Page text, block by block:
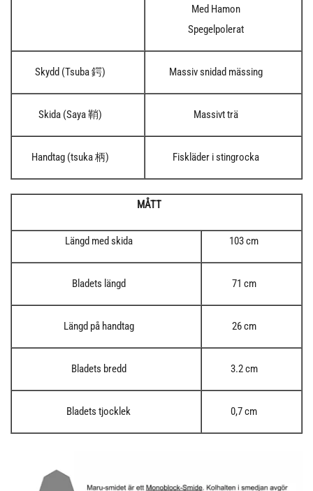
Med Hamon
Spegelpolerat
Skydd (Tsuba 鍔) Massiv snidad mässing
Skida (Saya 鞘) Massivt trä
Handtag (tsuka 柄) Fiskläder i stingrocka
MÅTT
Längd med skida 103 cm
Bladets längd 71 cm
Längd på handtag 26 cm
Bladets bredd 3.2 cm
Bladets tjocklek 0,7 cm